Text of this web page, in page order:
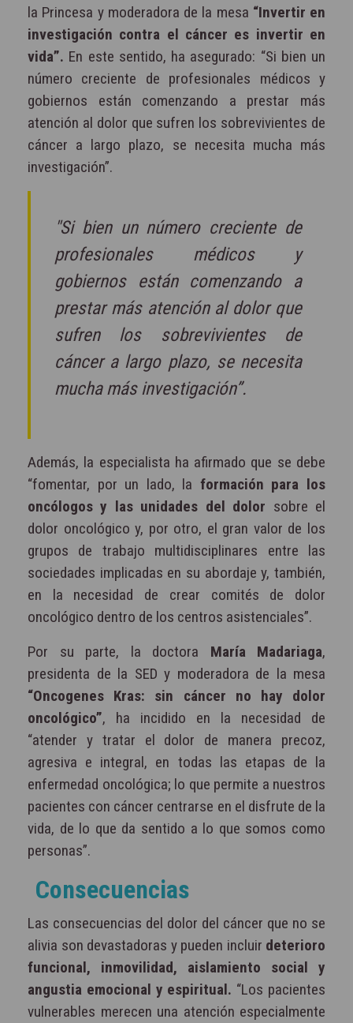
la Princesa y moderadora de la mesa “Invertir en
investigación contra el cáncer es invertir en
vida”. En este sentido, ha asegurado: “Si bien un
número creciente de profesionales médicos y
gobiernos están comenzando a prestar más
atención al dolor que sufren los sobrevivientes de
cáncer a largo plazo, se necesita mucha más
investigación”.
"Si bien un número creciente de
profesionales médicos y
gobiernos están comenzando a
prestar más atención al dolor que
sufren los sobrevivientes de
cáncer a largo plazo, se necesita
mucha más investigación”.
Además, la especialista ha afirmado que se debe
“fomentar, por un lado, la formación para los
oncólogos y las unidades del dolor sobre el
dolor oncológico y, por otro, el gran valor de los
grupos de trabajo multidisciplinares entre las
sociedades implicadas en su abordaje y, también,
en la necesidad de crear comités de dolor
oncológico dentro de los centros asistenciales”.
Por su parte, la doctora María Madariaga,
presidenta de la SED y moderadora de la mesa
“Oncogenes Kras: sin cáncer no hay dolor
oncológico”, ha incidido en la necesidad de
“atender y tratar el dolor de manera precoz,
agresiva e integral, en todas las etapas de la
enfermedad oncológica; lo que permite a nuestros
pacientes con cáncer centrarse en el disfrute de la
vida, de lo que da sentido a lo que somos como
personas”.
Consecuencias
Las consecuencias del dolor del cáncer que no se
alivia son devastadoras y pueden incluir deterioro
funcional, inmovilidad, aislamiento social y
angustia emocional y espiritual. “Los pacientes
vulnerables merecen una atención especialmente